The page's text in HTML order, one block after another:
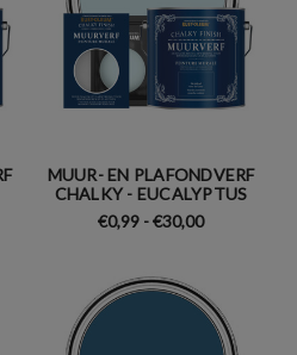
MUUR- EN PLAFONDVERF
CHALKY - EUCALYPTUS
€0,99 - €30,00